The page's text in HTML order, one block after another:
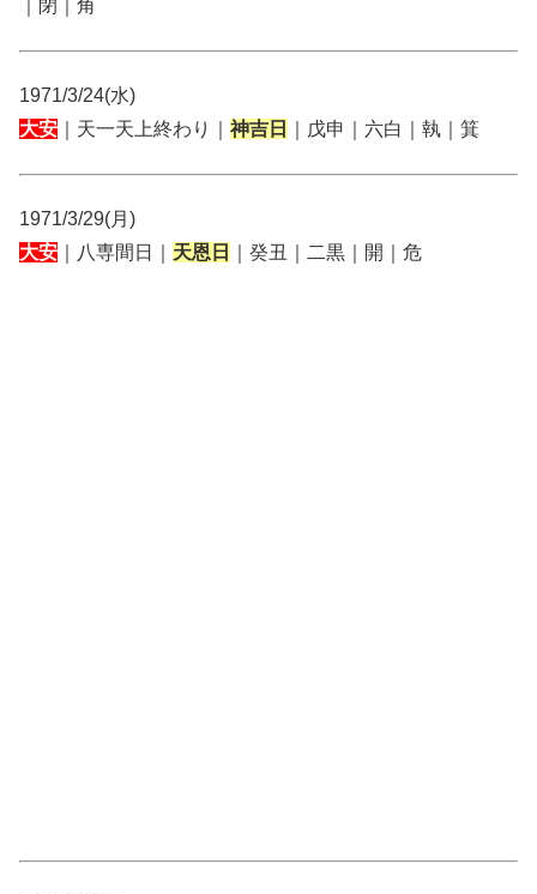
｜閉｜角
1971/3/24(水)
大安 ｜天一天上終わり｜ 神吉日 ｜戊申｜六白｜執｜箕
1971/3/29(月)
大安 ｜八専間日｜ 天恩日 ｜癸丑｜二黒｜開｜危